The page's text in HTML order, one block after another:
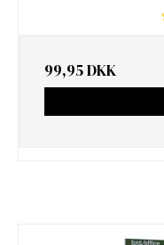
99,95 DKK